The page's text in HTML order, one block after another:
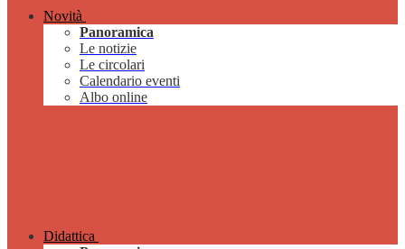
Novità
Panoramica
Le notizie
Le circolari
Calendario eventi
Albo online
Didattica